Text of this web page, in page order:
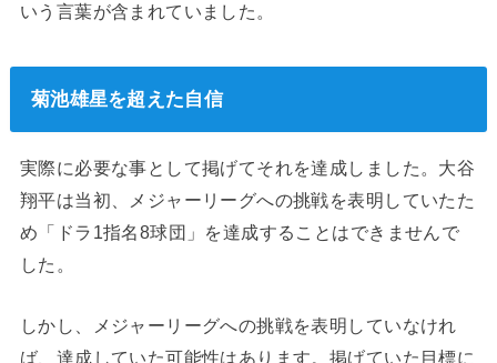
いう言葉が含まれていました。
菊池雄星を超えた自信
実際に必要な事として掲げてそれを達成しました。大谷
翔平は当初、メジャーリーグへの挑戦を表明していたた
め「ドラ1指名8球団」を達成することはできませんで
した。
しかし、メジャーリーグへの挑戦を表明していなけれ
ば、達成していた可能性はあります。掲げていた目標に